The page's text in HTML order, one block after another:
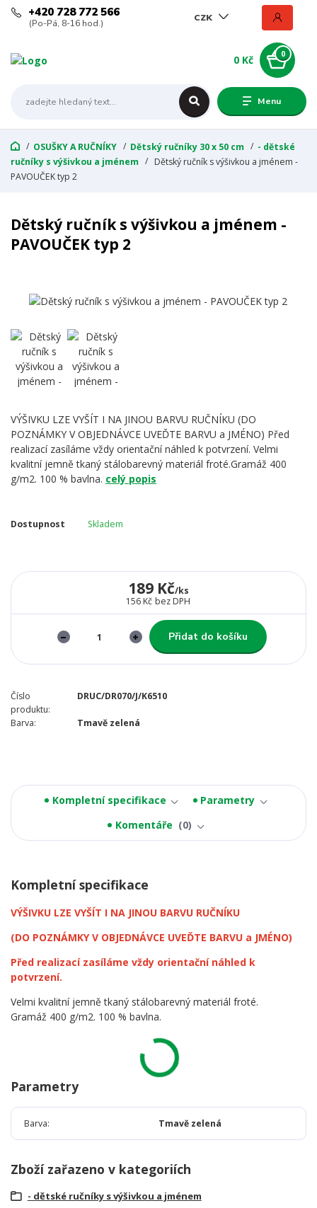
Menu
CZK
+420 728 772 566
(Po-Pá, 8-16 hod.)
0
0 Kč
OSUŠKY A RUČNÍKY Dětský ručníky 30 x 50 cm
- dětské
ručníky s výšivkou a jménem
Dětský ručník s výšivkou a jménem -
PAVOUČEK typ 2
Dětský ručník s výšivkou a jménem -
PAVOUČEK typ 2
VÝŠIVKU LZE VYŠÍT I NA JINOU BARVU RUČNÍKU (DO
POZNÁMKY V OBJEDNÁVCE UVEĎTE BARVU a JMÉNO) Před
realizací zasíláme vždy orientační náhled k potvrzení. Velmi
kvalitní jemně tkaný stálobarevný materiál froté.Gramáž 400
g/m2. 100 % bavlna. celý popis
Dostupnost Skladem
189 Kč/ks
156 Kč bez DPH
Přidat do košíku
Číslo
produktu:
DRUC/DR070/J/K6510
Barva: Tmavě zelená
Kompletní specifikace
Parametry
Komentáře
0
Kompletní specifikace
VÝŠIVKU LZE VYŠÍT I NA JINOU BARVU RUČNÍKU
(DO POZNÁMKY V OBJEDNÁVCE UVEĎTE BARVU a JMÉNO)
Před realizací zasíláme vždy orientační náhled k
potvrzení.
Velmi kvalitní jemně tkaný stálobarevný materiál froté.
Gramáž 400 g/m2. 100 % bavlna.
Parametry
Barva Tmavě zelená
Zboží zařazeno v kategoriích
- dětské ručníky s výšivkou a jménem